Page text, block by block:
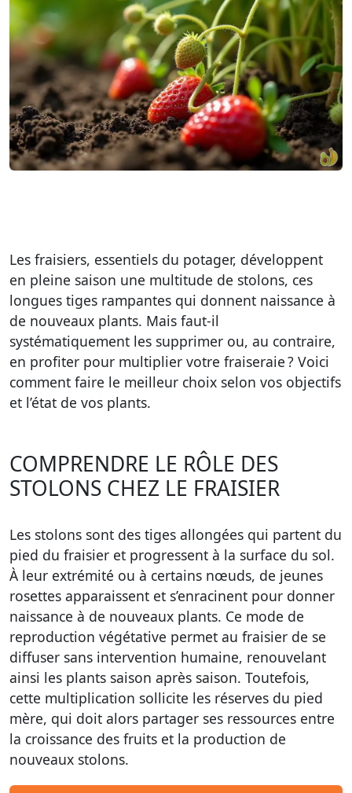
Les fraisiers, essentiels du potager, développent
en pleine saison une multitude de stolons, ces
longues tiges rampantes qui donnent naissance à
de nouveaux plants. Mais faut-il
systématiquement les supprimer ou, au contraire,
en profiter pour multiplier votre fraiseraie ? Voici
comment faire le meilleur choix selon vos objectifs
et l’état de vos plants.
COMPRENDRE LE RÔLE DES
STOLONS CHEZ LE FRAISIER
Les stolons sont des tiges allongées qui partent du
pied du fraisier et progressent à la surface du sol.
À leur extrémité ou à certains nœuds, de jeunes
rosettes apparaissent et s’enracinent pour donner
naissance à de nouveaux plants. Ce mode de
reproduction végétative permet au fraisier de se
diffuser sans intervention humaine, renouvelant
ainsi les plants saison après saison. Toutefois,
cette multiplication sollicite les réserves du pied
mère, qui doit alors partager ses ressources entre
la croissance des fruits et la production de
nouveaux stolons.